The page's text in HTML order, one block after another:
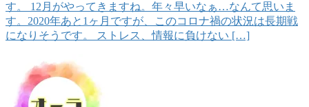
す。 12月がやってきますね。年々早いなぁ…なんて思いま
す。2020年あと1ヶ月ですが、このコロナ禍の状況は長期戦
になりそうです。 ストレス、情報に負けない […]